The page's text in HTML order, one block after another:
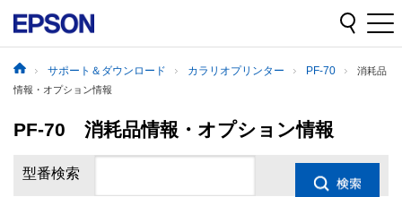
サポート＆ダウンロード カラリオプリンター PF-70
消耗品
情報・オプション情報
PF-70 消耗品情報・オプション情報
型番検索